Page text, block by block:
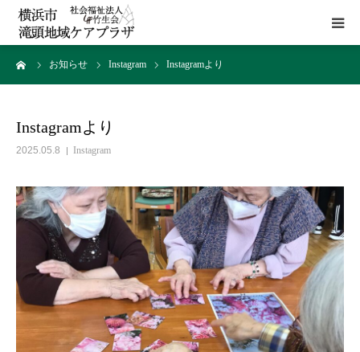
お知らせ Instagram Instagramより
Instagramより
2025.05.8 Instagram
HOME
施設概要
貸室
アクセス
お問い合わせ